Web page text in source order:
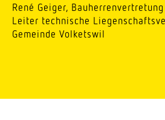
René Geiger,
Leiter tech­nische
Gemeinde Volketswil